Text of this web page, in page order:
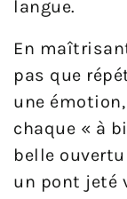
langue.
En
pas que
une
chaque « à
belle
un pont jeté